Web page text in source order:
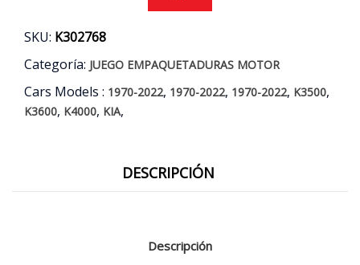
SKU: K302768
Categoría: JUEGO EMPAQUETADURAS MOTOR
Cars Models : 1970-2022, 1970-2022, 1970-2022, K3500,
K3600, K4000, KIA,
DESCRIPCIÓN
Descripción